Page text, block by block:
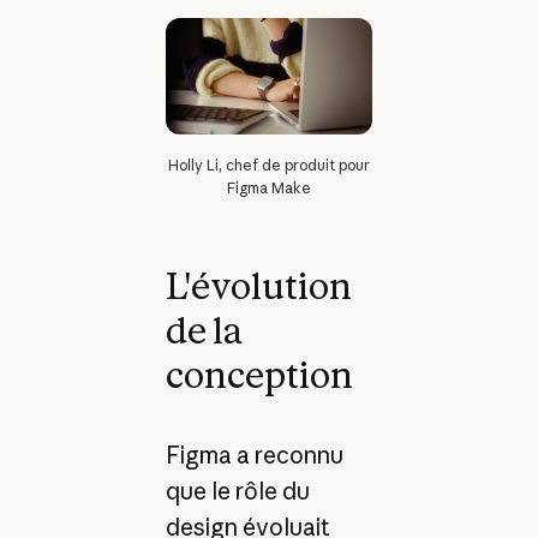
Holly Li, chef de produit pour
Figma Make
L'évolution
de la
conception
Figma a reconnu
que le rôle du
design évoluait